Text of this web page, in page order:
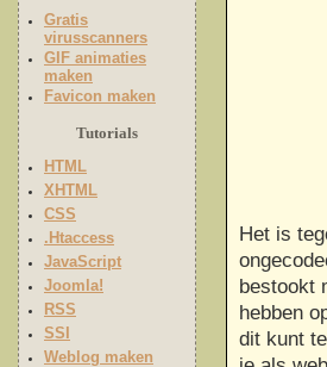
Het is
bestookt
hebben
dit kunt
Gratis
virusscanners
GIF animaties
maken
Favicon maken
Tutorials
HTML
XHTML
CSS
.Htaccess
JavaScript
Joomla!
RSS
SSI
Weblog maken